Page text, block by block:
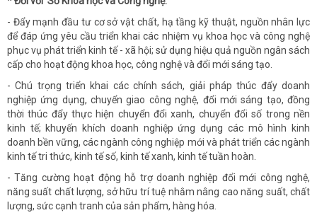
- Đẩy mạnh đầu tư cơ sở vật chất, hạ tầng kỹ thuật, nguồn nhân lực
để đáp ứng yêu cầu triển khai các nhiệm vụ khoa học và công nghệ
phục vụ phát triển kinh tế - xã hội; sử dụng hiệu quả nguồn ngân sách
cấp cho hoạt động khoa học, công nghệ và đổi mới sáng tạo.
- Chú trọng triển khai các chính sách, giải pháp thúc đẩy doanh
nghiệp ứng dụng, chuyển giao công nghệ, đổi mới sáng tạo, đồng
thời thúc đẩy thực hiện chuyển đổi xanh, chuyển đổi số trong nền
kinh tế; khuyến khích doanh nghiệp ứng dụng các mô hình kinh
doanh bền vững, các ngành công nghiệp mới và phát triển các ngành
kinh tế tri thức, kinh tế số, kinh tế xanh, kinh tế tuần hoàn.
- Tăng cường hoạt động hỗ trợ doanh nghiệp đổi mới công nghệ,
năng suất chất lượng, sở hữu trí tuệ nhằm nâng cao năng suất, chất
lượng, sức cạnh tranh của sản phẩm, hàng hóa.